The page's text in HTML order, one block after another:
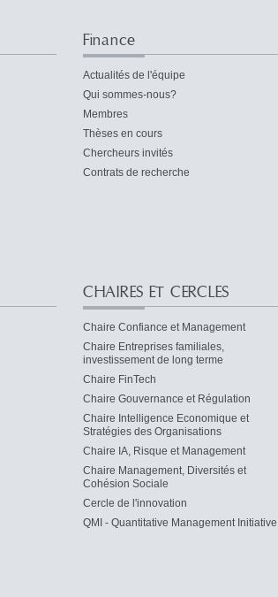
Finance
Actualités de l'équipe
Qui sommes-nous?
Membres
Thèses en cours
Chercheurs invités
Contrats de recherche
CHAIRES ET CERCLES
Chaire Confiance et Management
Chaire Entreprises familiales,
investissement de long terme
Chaire FinTech
Chaire Gouvernance et Régulation
Chaire Intelligence Economique et
Stratégies des Organisations
Chaire IA, Risque et Management
Chaire Management, Diversités et
Cohésion Sociale
Cercle de l'innovation
QMI - Quantitative Management Initiative